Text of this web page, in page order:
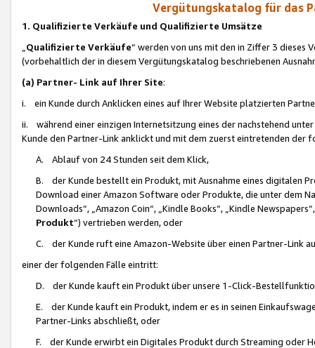
Vergütungskatalog für das
1. Qualifizierte Verkäufe und Qualifizierte Umsätze
Qualifizierte Verkäufe“ werden von uns mit den in Ziffer 3
(vorbehaltlich der in diesem Vergütungskatalog beschriebenen
(a) Partner- Link auf Ihrer Site:
i. ein Kunde durch Anklicken eines auf Ihrer Website platzierten
ii. während einer einzigen Internetsitzung eines der nachstehend
Kunde den Partner-Link anklickt und mit dem zuerst eintretenden der
A. Ablauf von 24 Stunden seit dem Klick,
B. der Kunde bestellt ein Produkt, mit Ausnahme eines digitalen
Download einer Amazon Software oder Produkte, die unter dem
Downloads“, „Amazon Coin“, „Kindle Books“, „Kindle
Produkt“) vertrieben werden, oder
C. der Kunde ruft eine Amazon-Website über einen Partner-Link
einer der folgenden Fälle eintritt:
D. der Kunde kauft ein Produkt über unsere 1-Click-
E. der Kunde kauft ein Produkt, indem er es in seinen
Partner-Links abschließt, oder
F. der Kunde erwirbt ein Digitales Produkt durch Streaming oder